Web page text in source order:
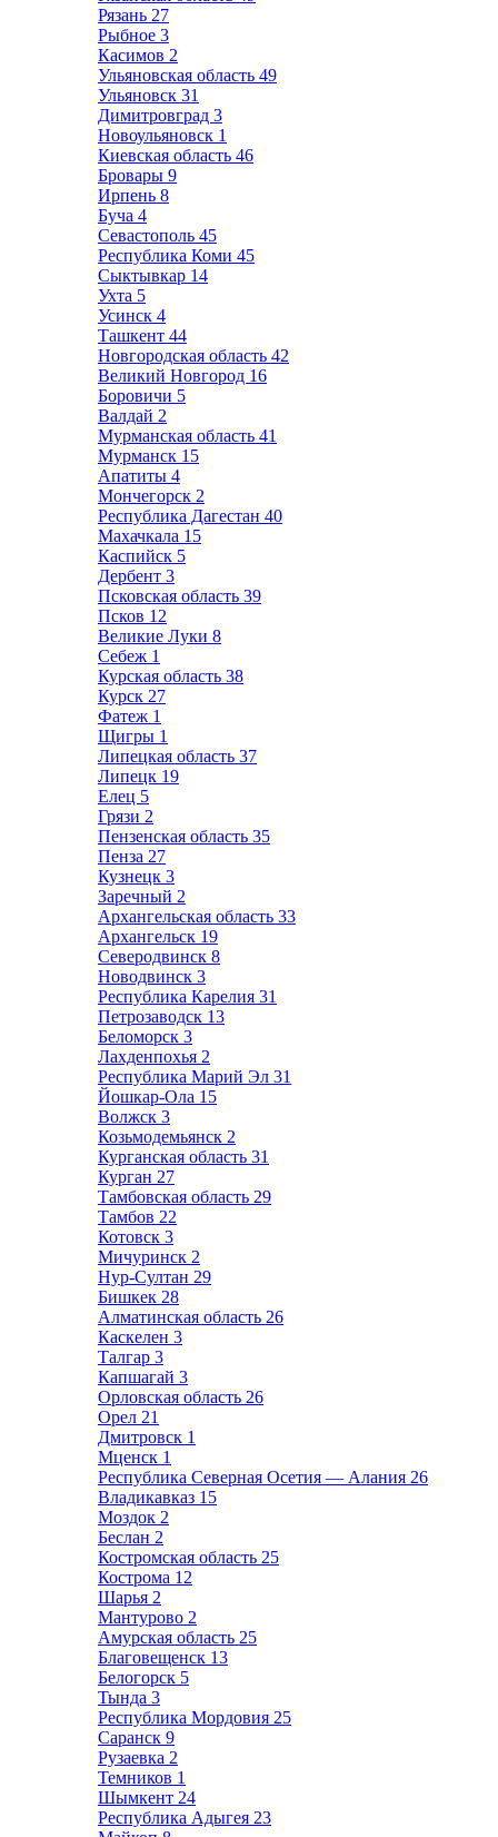
Рязань 27
Рыбное 3
Касимов 2
Ульяновская область 49
Ульяновск 31
Димитровград 3
Новоульяновск 1
Киевская область 46
Бровары 9
Ирпень 8
Буча 4
Севастополь 45
Республика Коми 45
Сыктывкар 14
Ухта 5
Усинск 4
Ташкент 44
Новгородская область 42
Великий Новгород 16
Боровичи 5
Валдай 2
Мурманская область 41
Мурманск 15
Апатиты 4
Мончегорск 2
Республика Дагестан 40
Махачкала 15
Каспийск 5
Дербент 3
Псковская область 39
Псков 12
Великие Луки 8
Себеж 1
Курская область 38
Курск 27
Фатеж 1
Щигры 1
Липецкая область 37
Липецк 19
Елец 5
Грязи 2
Пензенская область 35
Пенза 27
Кузнецк 3
Заречный 2
Архангельская область 33
Архангельск 19
Северодвинск 8
Новодвинск 3
Республика Карелия 31
Петрозаводск 13
Беломорск 3
Лахденпохья 2
Республика Марий Эл 31
Йошкар-Ола 15
Волжск 3
Козьмодемьянск 2
Курганская область 31
Курган 27
Тамбовская область 29
Тамбов 22
Котовск 3
Мичуринск 2
Нур-Султан 29
Бишкек 28
Алматинская область 26
Каскелен 3
Талгар 3
Капшагай 3
Орловская область 26
Орел 21
Дмитровск 1
Мценск 1
Республика Северная Осетия — Алания 26
Владикавказ 15
Моздок 2
Беслан 2
Костромская область 25
Кострома 12
Шарья 2
Мантурово 2
Амурская область 25
Благовещенск 13
Белогорск 5
Тында 3
Республика Мордовия 25
Саранск 9
Рузаевка 2
Темников 1
Шымкент 24
Республика Адыгея 23